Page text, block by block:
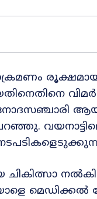
ചികിത്സാ
മെഡിക്കൽ